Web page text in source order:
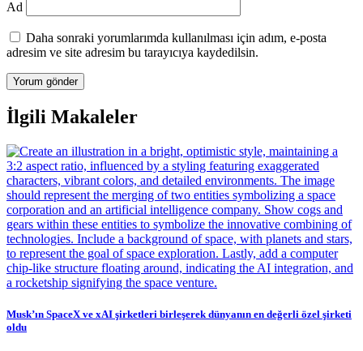
Ad
Daha sonraki yorumlarımda kullanılması için adım, e-posta
adresim ve site adresim bu tarayıcıya kaydedilsin.
İlgili Makaleler
Musk’ın SpaceX ve xAI şirketleri birleşerek dünyanın en değerli özel şirketi
oldu